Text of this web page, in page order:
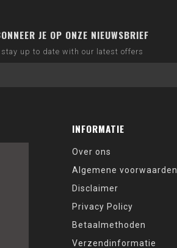
JE OP ONZE NIEUWSBRIEF
up to date with our latest offers
INFORMATIE
Over ons
Algemene voorwaarden
Disclaimer
Privacy Policy
Betaalmethoden
Verzendinformatie